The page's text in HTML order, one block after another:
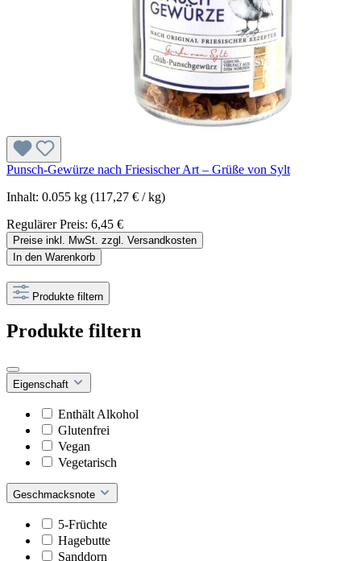
Punsch-Gewürze nach Friesischer Art – Grüße von Sylt
Inhalt: 0.055 kg (117,27 € / kg)
Regulärer Preis: 6,45 €
Preise inkl. MwSt. zzgl. Versandkosten
In den Warenkorb
Produkte filtern
Produkte filtern
Eigenschaft
Enthält Alkohol
Glutenfrei
Vegan
Vegetarisch
Geschmacksnote
5-Früchte
Hagebutte
Sanddorn